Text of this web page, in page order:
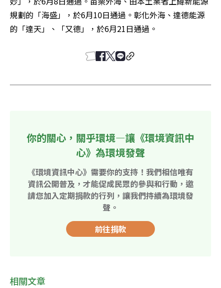
規劃的「海盛」，於6月10日通過。彰化外海、達德能源
的「達天」、「又德」，於6月21日通過。
你的關心，關乎環境—讓《環境資訊中
心》為環境發聲
《環境資訊中心》需要你的支持！我們相信唯有
資訊公開普及，才能促成民眾的參與和行動，邀
請您加入定期捐款的行列，讓我們持續為環境發
聲。
前往捐款
相關文章